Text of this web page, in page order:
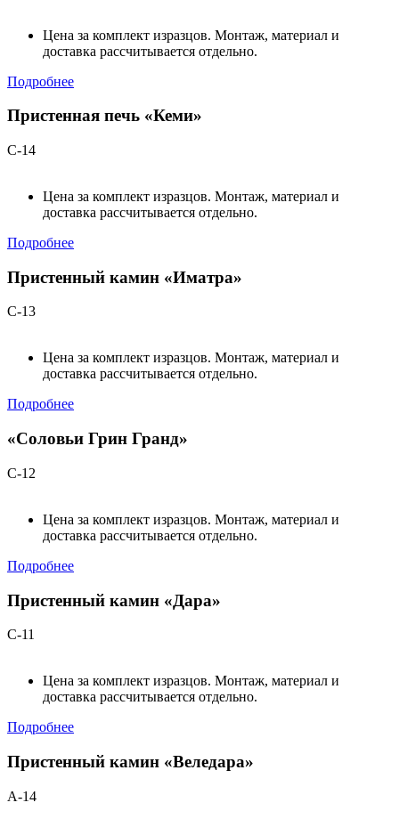
Цена за комплект изразцов. Монтаж, материал и
доставка рассчитывается отдельно.
Подробнее
Пристенная печь «Кеми»
С-14
Цена за комплект изразцов. Монтаж, материал и
доставка рассчитывается отдельно.
Подробнее
Пристенный камин «Иматра»
С-13
Цена за комплект изразцов. Монтаж, материал и
доставка рассчитывается отдельно.
Подробнее
«Соловьи Грин Гранд»
С-12
Цена за комплект изразцов. Монтаж, материал и
доставка рассчитывается отдельно.
Подробнее
Пристенный камин «Дара»
С-11
Цена за комплект изразцов. Монтаж, материал и
доставка рассчитывается отдельно.
Подробнее
Пристенный камин «Веледара»
А-14